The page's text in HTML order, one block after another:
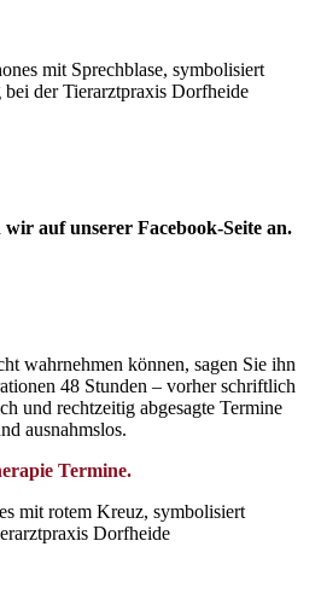
auf unserer Facebook-Seite an.
wahrnehmen können, sagen Sie ihn
48 Stunden – vorher schriftlich
und rechtzeitig abgesagte Termine
ausnahmslos.
Termine.